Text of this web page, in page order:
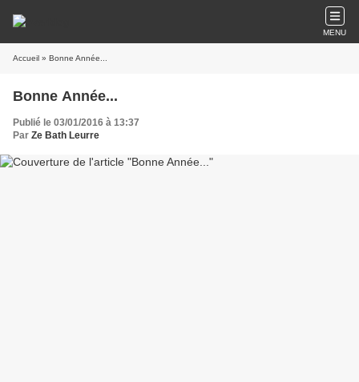
MENU
Accueil » Bonne Année...
Bonne Année...
Publié le 03/01/2016 à 13:37
Par Ze Bath Leurre